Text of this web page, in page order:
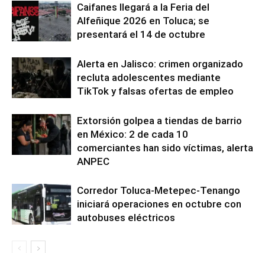
Caifanes llegará a la Feria del
Alfeñique 2026 en Toluca; se
presentará el 14 de octubre
Alerta en Jalisco: crimen organizado
recluta adolescentes mediante
TikTok y falsas ofertas de empleo
Extorsión golpea a tiendas de barrio
en México: 2 de cada 10
comerciantes han sido víctimas, alerta
ANPEC
Corredor Toluca-Metepec-Tenango
iniciará operaciones en octubre con
autobuses eléctricos